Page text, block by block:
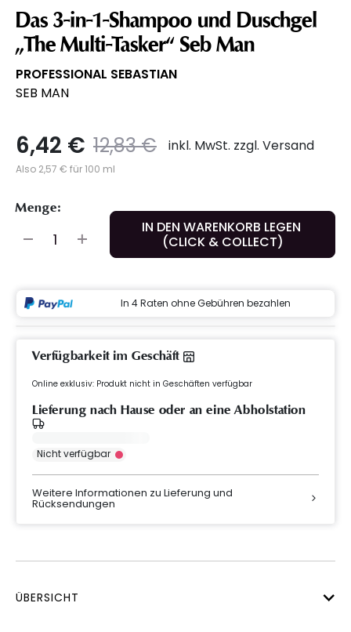
Das 3-in-1-Shampoo und Duschgel
„The Multi-Tasker“ Seb Man
PROFESSIONAL SEBASTIAN
SEB MAN
Preis
12,83 €to
6,42 € inkl. MwSt. zzgl. Versand
Also 2,57 € für 100 ml
Menge:
IN DEN WARENKORB LEGEN
(CLICK & COLLECT)
In 4 Raten ohne Gebühren bezahlen
Verfügbarkeit im Geschäft
Online exklusiv: Produkt nicht in Geschäften verfügbar
Lieferung nach Hause oder an eine Abholstation
Nicht verfügbar
Weitere Informationen zu Lieferung und
Rücksendungen
ÜBERSICHT